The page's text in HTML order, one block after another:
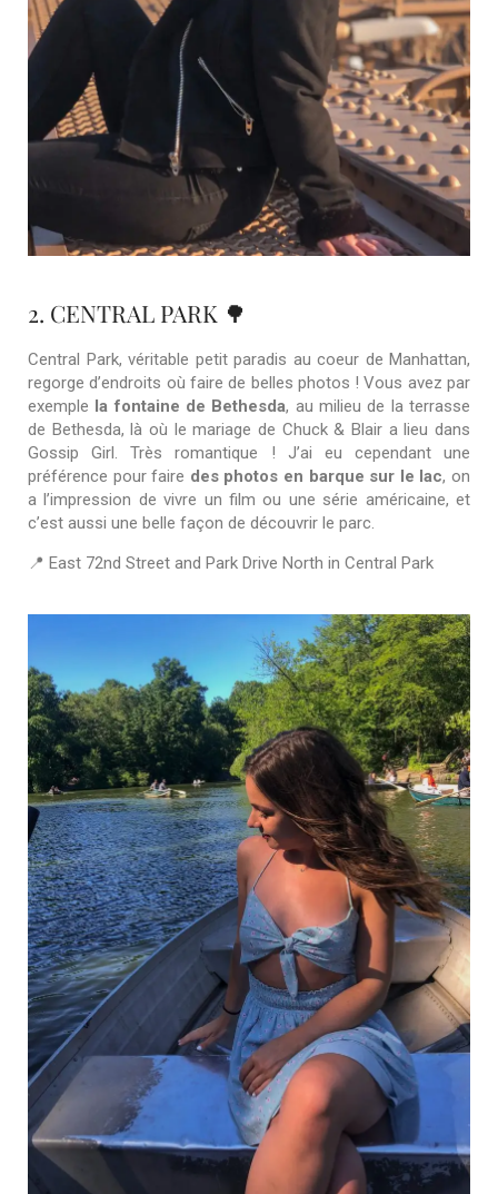
2. CENTRAL PARK 🌳
Central Park, véritable petit paradis au coeur de Manhattan,
regorge d’endroits où faire de belles photos ! Vous avez par
exemple la fontaine de Bethesda, au milieu de la terrasse
de Bethesda, là où le mariage de Chuck & Blair a lieu dans
Gossip Girl. Très romantique ! J’ai eu cependant une
préférence pour faire des photos en barque sur le lac, on
a l’impression de vivre un film ou une série américaine, et
c’est aussi une belle façon de découvrir le parc.
📍 East 72nd Street and Park Drive North in Central Park